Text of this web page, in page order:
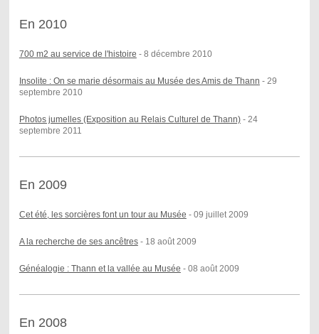
En 2010
700 m2 au service de l'histoire - 8 décembre 2010
Insolite : On se marie désormais au Musée des Amis de Thann - 29
septembre 2010
Photos jumelles (Exposition au Relais Culturel de Thann)- 24
septembre 2011
En 2009
Cet été, les sorcières font un tour au Musée - 09 juillet 2009
A la recherche de ses ancêtres- 18 août 2009
Généalogie : Thann et la vallée au Musée - 08 août 2009
En 2008